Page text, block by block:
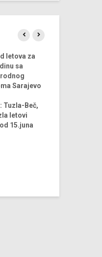
letova za
sa
Sarajevo
Tuzla-Beč,
letovi
15.juna